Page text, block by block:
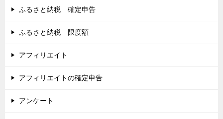
ふるさと納税 確定申告
ふるさと納税 限度額
アフィリエイト
アフィリエイトの確定申告
アンケート